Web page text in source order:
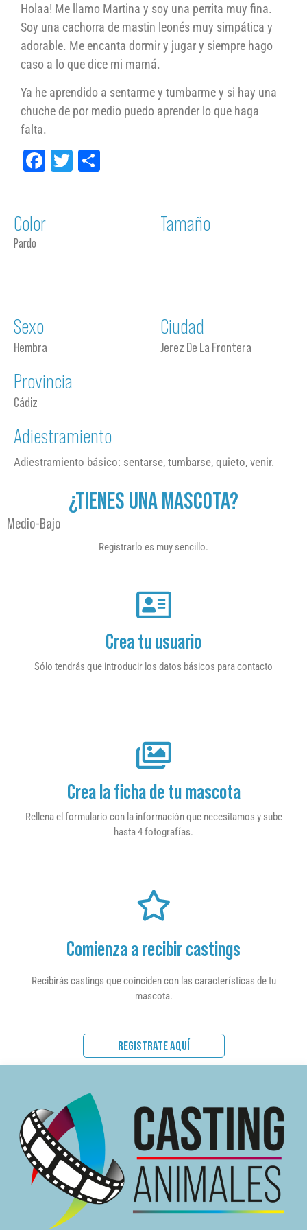
Holaa! Me llamo Martina y soy una perrita muy fina.
Soy una cachorra de mastin leonés muy simpática y
adorable. Me encanta dormir y jugar y siempre hago
caso a lo que dice mi mamá.
Ya he aprendido a sentarme y tumbarme y si hay una
chuche de por medio puedo aprender lo que haga
falta.
Facebook
Twitter
Color
Pardo
Tamaño
Sexo
Hembra
Ciudad
Jerez De La Frontera
Provincia
Cádiz
Adiestramiento
Adiestramiento básico: sentarse, tumbarse, quieto, venir.
¿TIENES UNA MASCOTA?
Medio-Bajo
Registrarlo es muy sencillo.
Crea tu usuario
Sólo tendrás que introducir los datos básicos para contacto
Crea la ficha de tu mascota
Rellena el formulario con la información que necesitamos y sube
hasta 4 fotografías.
Comienza a recibir castings
Recibirás castings que coinciden con las características de tu
mascota.
REGISTRATE AQUÍ